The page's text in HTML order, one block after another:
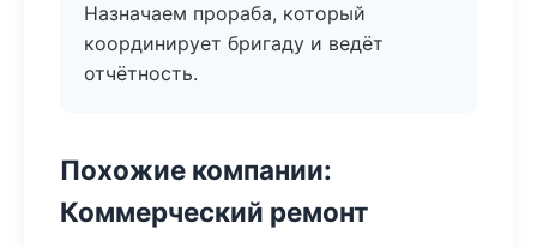
Назначаем прораба, который
координирует бригаду и ведёт
отчётность.
Похожие компании:
Коммерческий ремонт